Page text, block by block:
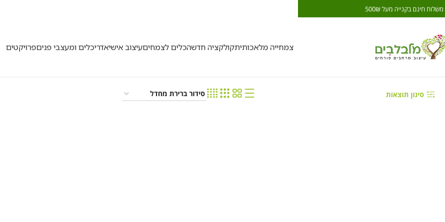
צמחייה מלאכותיתקולקציה חדשהכלים לצמחיםעיצוב אישיאדריכלים ומעצבי פניםפרויקטים
סינון תוצאות
משלוח חינם בקנייה מעל 500₪